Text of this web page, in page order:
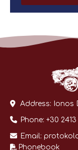
Address: Ionos
Phone: +30
Email:
Phonebook